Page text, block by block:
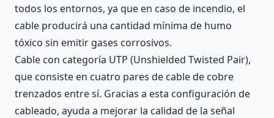
todos los entornos, ya que en caso de incendio, el
cable producirá una cantidad mínima de humo
tóxico sin emitir gases corrosivos.
Cable con categoría UTP (Unshielded Twisted Pair),
que consiste en cuatro pares de cable de cobre
trenzados entre sí. Gracias a esta configuración de
cableado, ayuda a mejorar la calidad de la señal